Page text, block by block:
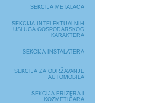
SEKCIJA METALACA
SEKCIJA INTELEKTUALNIH
USLUGA GOSPODARSKOG
KARAKTERA
SEKCIJA INSTALATERA
SEKCIJA ZA ODRŽAVANJE
AUTOMOBILA
SEKCIJA FRIZERA I
KOZMETIČARA